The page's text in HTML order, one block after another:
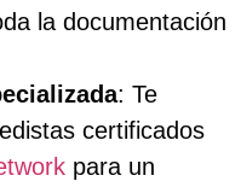
la documentación
: Te
certificados
para un